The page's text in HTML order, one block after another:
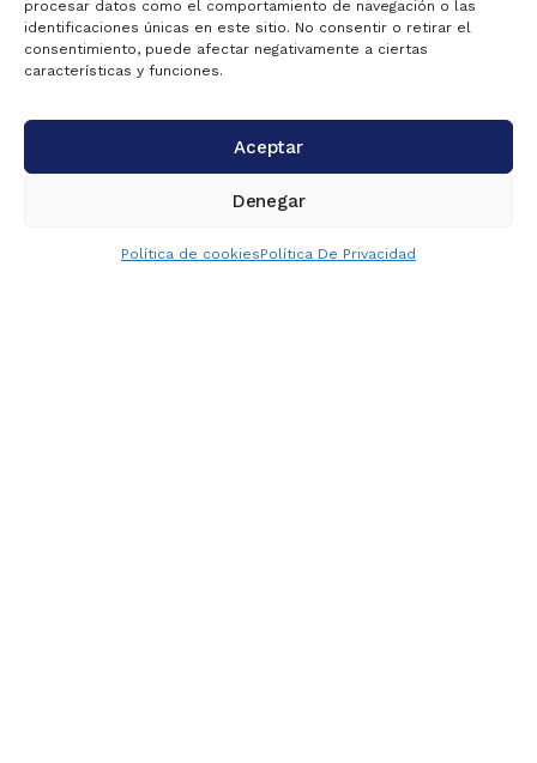
procesar datos como el comportamiento de navegación o las
identificaciones únicas en este sitio. No consentir o retirar el
consentimiento, puede afectar negativamente a ciertas
características y funciones.
Aceptar
Denegar
Política de cookiesPolítica De Privacidad